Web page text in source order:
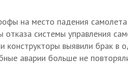
на место падения
отказа системы управления
конструкторы выявили брак в
аварии больше не